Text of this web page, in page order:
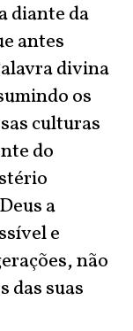
diante da
antes
divina
os
culturas
do
a
e
não
das suas